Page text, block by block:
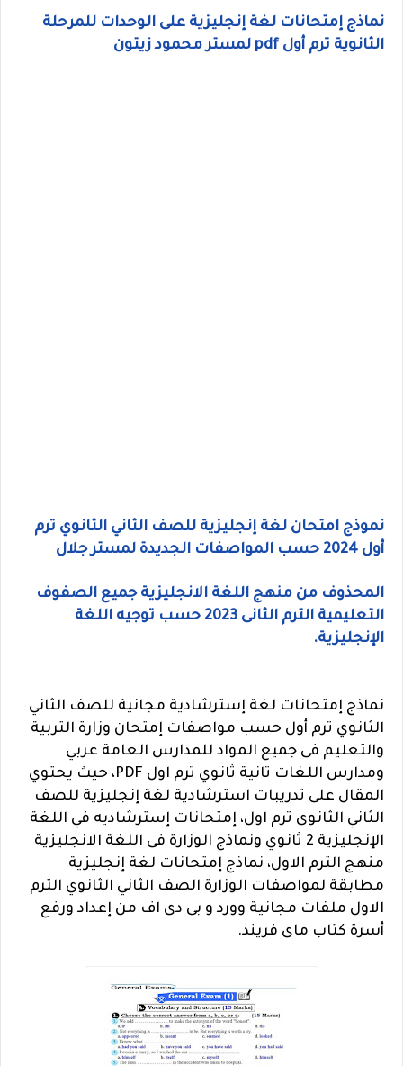
نماذج إمتحانات لغة إنجليزية على الوحدات للمرحلة
الثانوية ترم أول pdf لمستر محمود زيتون
نموذج امتحان لغة إنجليزية للصف الثاني الثانوي ترم
أول 2024 حسب المواصفات الجديدة لمستر جلال
المحذوف من منهج اللغة الانجليزية جميع الصفوف
التعليمية الترم الثانى 2023 حسب توجيه اللغة
الإنجليزية.
نماذج إمتحانات لغة إسترشادية مجانية للصف الثاني
الثانوي ترم أول حسب مواصفات إمتحان وزارة التربية
والتعليم فى جميع المواد للمدارس العامة عربي
ومدارس اللغات تانية ثانوي ترم اول PDF، حيث يحتوي
المقال على تدريبات استرشادية لغة إنجليزية للصف
الثاني الثانوى ترم اول، إمتحانات إسترشاديه في اللغة
الإنجليزية 2 ثانوي ونماذج الوزارة فى اللغة الانجليزية
منهج الترم الاول، نماذج إمتحانات لغة إنجليزية
مطابقة لمواصفات الوزارة الصف الثاني الثانوي الترم
الاول ملفات مجانية وورد و بى دى اف من إعداد ورفع
أسرة كتاب ماى فريند.